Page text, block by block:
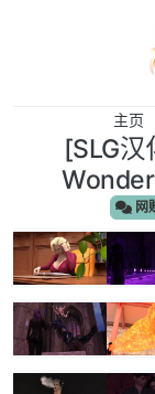
主页
[SLG
网